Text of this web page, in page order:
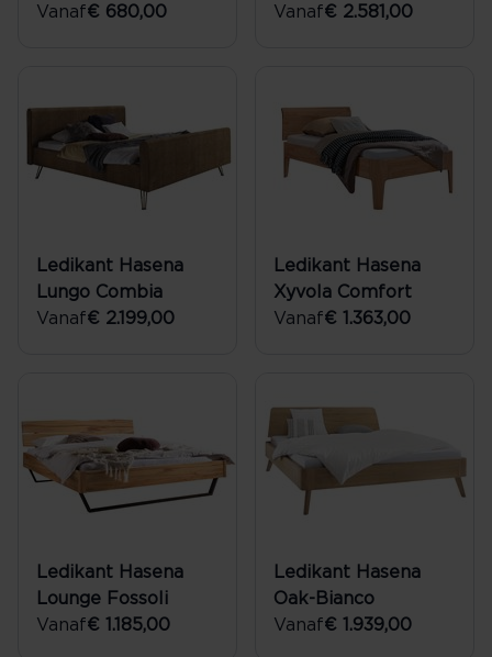
Vanaf€ 680,00
Vanaf€ 2.581,00
Ledikant Hasena
Lungo Combia
Vanaf€ 2.199,00
Ledikant Hasena
Xyvola Comfort
Vanaf€ 1.363,00
Ledikant Hasena
Lounge Fossoli
Vanaf€ 1.185,00
Ledikant Hasena
Oak-Bianco
Vanaf€ 1.939,00